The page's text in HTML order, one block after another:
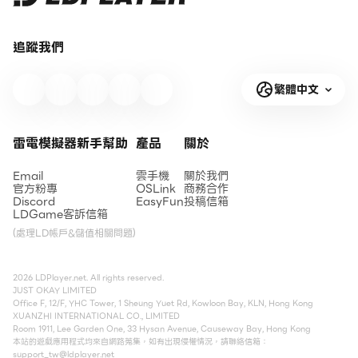
追蹤我們
繁體中文
雷電模擬器新手幫助
Email
官方粉專
Discord
LDGame客訴信箱
(處理LD帳戶&儲值相關問題)
產品
雲手機
OSLink
EasyFun
關於
關於我們
商務合作
投稿信箱
2026 LDPlayer.net. All rights reserved.
JUST OKAY LIMITED
Office F, 12/F, YHC Tower, 1 Sheung Yuet Rd, Kowloon Bay, KLN, Hong Kong
XUANZHI INTERNATIONAL CO., LIMITED
Room 1911, Lee Garden One, 33 Hysan Avenue, Causeway Bay, Hong Kong
本站的遊戲應用程式均來自網路蒐集，如有出現侵權情況，請聯絡信箱：
support_tw@ldplayer.net